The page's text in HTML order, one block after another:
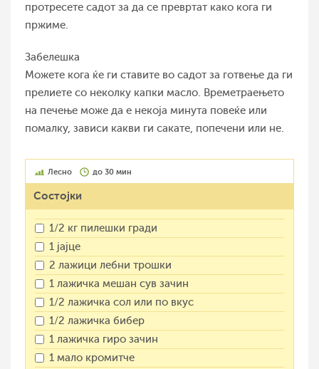
протресете садот за да се превртат како кога ги
пржиме.
Забелешка
Можете кога ќе ги ставите во садот за готвење да ги
прелиете со неколку капки масло. Времетраењето
на печење може да е некоја минута повеќе или
помалку, зависи какви ги сакате, попечени или не.
Лесно до 30 мин
Состојки
1/2 кг пилешки гради
1 јајце
2 лажици лебни трошки
1 лажичка мешан сув зачин
1/2 лажичка сол или по вкус
1/2 лажичка бибер
1 лажичка гиро зачин
1 мало кромитче